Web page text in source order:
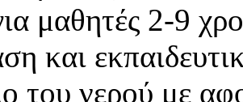
μαθητές 2-9
και
του νερού με